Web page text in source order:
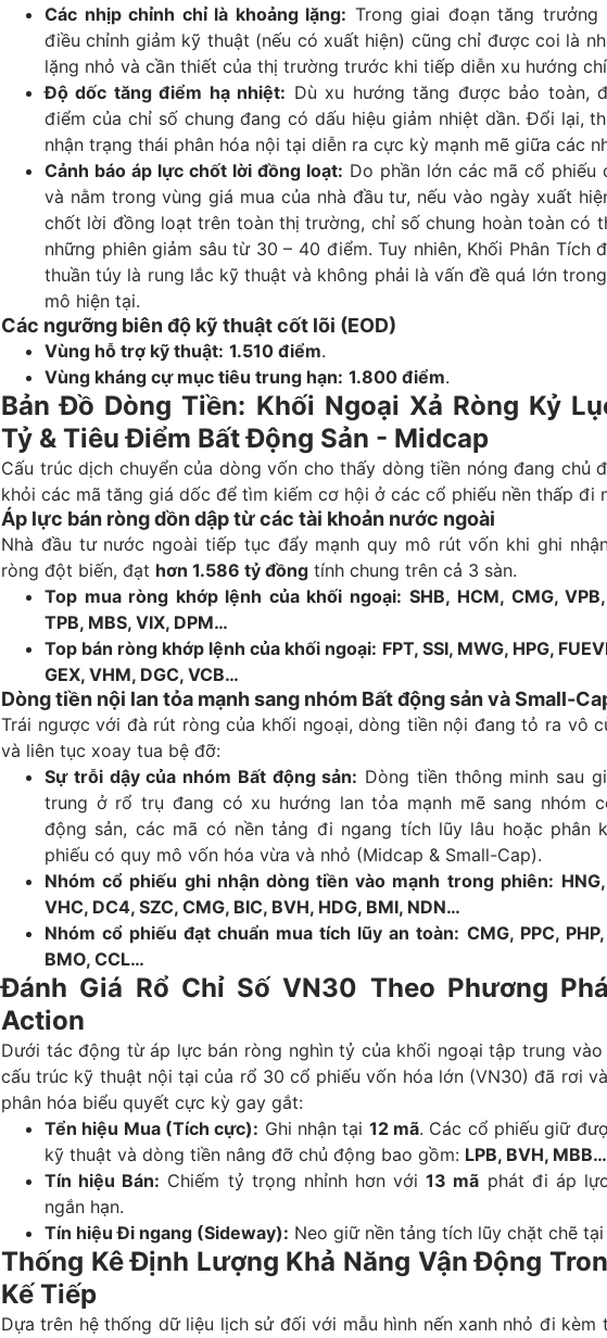
Các nhịp chỉnh chỉ là khoảng lặng: Trong giai đoạn tăng trưởng
điều chỉnh giảm kỹ thuật (nếu có xuất hiện) cũng chỉ được coi là
lặng nhỏ và cần thiết của thị trường trước khi tiếp diễn xu hướng
Độ dốc tăng điểm hạ nhiệt: Dù xu hướng tăng được bảo toàn,
điểm của chỉ số chung đang có dấu hiệu giảm nhiệt dần. Đổi lại,
nhận trạng thái phân hóa nội tại diễn ra cực kỳ mạnh mẽ giữa các
Cảnh báo áp lực chốt lời đồng loạt: Do phần lớn các mã cổ phiếu
và nằm trong vùng giá mua của nhà đầu tư, nếu vào ngày xuất
chốt lời đồng loạt trên toàn thị trường, chỉ số chung hoàn toàn có
những phiên giảm sâu từ 30 – 40 điểm. Tuy nhiên, Khối Phân Tích
thuần túy là rung lắc kỹ thuật và không phải là vấn đề quá lớn
mô hiện tại.
Các ngưỡng biên độ kỹ thuật cốt lõi (EOD)
Vùng hỗ trợ kỹ thuật: 1.510 điểm.
Vùng kháng cự mục tiêu trung hạn: 1.800 điểm.
Bản Đồ Dòng Tiền: Khối Ngoại Xả Ròng Kỷ
Tỷ & Tiêu Điểm Bất Động Sản - Midcap
Cấu trúc dịch chuyển của dòng vốn cho thấy dòng tiền nóng đang chủ
khỏi các mã tăng giá dốc để tìm kiếm cơ hội ở các cổ phiếu nền thấp đi
Áp lực bán ròng dồn dập từ các tài khoản nước ngoài
Nhà đầu tư nước ngoài tiếp tục đẩy mạnh quy mô rút vốn khi ghi
ròng đột biến, đạt hơn 1.586 tỷ đồng tính chung trên cả 3 sàn.
Top mua ròng khớp lệnh của khối ngoại: SHB, HCM, CMG,
TPB, MBS, VIX, DPM…
Top bán ròng khớp lệnh của khối ngoại: FPT, SSI, MWG, HPG,
GEX, VHM, DGC, VCB…
Dòng tiền nội lan tỏa mạnh sang nhóm Bất động sản và Small-
Trái ngược với đà rút ròng của khối ngoại, dòng tiền nội đang tỏ ra vô
và liên tục xoay tua bệ đỡ:
Sự trỗi dậy của nhóm Bất động sản: Dòng tiền thông minh sau
trung ở rổ trụ đang có xu hướng lan tỏa mạnh mẽ sang nhóm
động sản, các mã có nền tảng đi ngang tích lũy lâu hoặc phân
phiếu có quy mô vốn hóa vừa và nhỏ (Midcap & Small-Cap).
Nhóm cổ phiếu ghi nhận dòng tiền vào mạnh trong phiên:
VHC, DC4, SZC, CMG, BIC, BVH, HDG, BMI, NDN…
Nhóm cổ phiếu đạt chuẩn mua tích lũy an toàn: CMG, PPC,
BMO, CCL…
Đánh Giá Rổ Chỉ Số VN30 Theo Phương
Action
Dưới tác động từ áp lực bán ròng nghìn tỷ của khối ngoại tập trung vào
cấu trúc kỹ thuật nội tại của rổ 30 cổ phiếu vốn hóa lớn (VN30) đã rơi
phân hóa biểu quyết cực kỳ gay gắt:
Tển hiệu Mua (Tích cực): Ghi nhận tại 12 mã. Các cổ phiếu giữ
kỹ thuật và dòng tiền nâng đỡ chủ động bao gồm: LPB, BVH, MBB…
Tín hiệu Bán: Chiếm tỷ trọng nhỉnh hơn với13 mã phát đi áp
ngắn hạn.
Tín hiệu Đi ngang (Sideway): Neo giữ nền tảng tích lũy chặt chẽ tại
Thống Kê Định Lượng Khả Năng Vận Động
Kế Tiếp
Dựa trên hệ thống dữ liệu lịch sử đối với mẫu hình nến xanh nhỏ đi kèm